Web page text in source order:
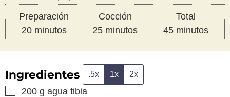
Preparación
20minutos
minutos
Cocción
25minutos
minutos
Total
45minutos
minutos
Ingredientes .5x 1x 2x
▢
200 g agua tibia